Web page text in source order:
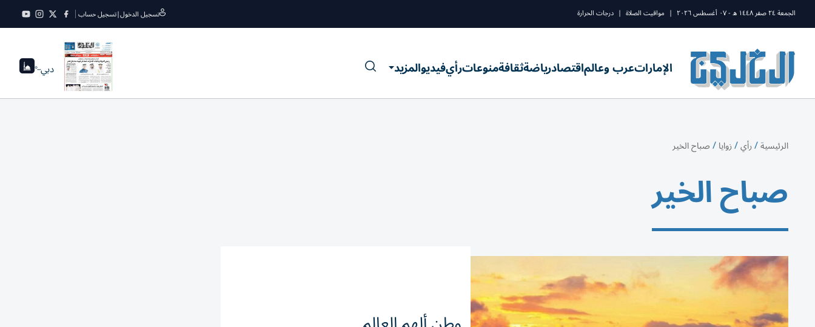
الجمعة ٢٤ صفر ١٤٤٨ ه - ٠٧ أغسطس ٢٠٢٦ | مواقيت الصلاة | درجات الحرارة تسجيل الدخول|تسجيل حساب
الإماراتعرب وعالماقتصادرياضةثقافةمنوعاترأيفيديوالمزيد دبي--°
الرئيسية/رأي/زوايا/صباح الخير
صباح الخير